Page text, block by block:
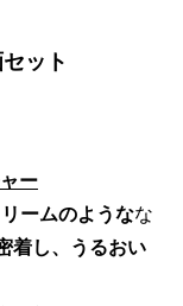
ット
ー
ームのようなな
着し、うるおい